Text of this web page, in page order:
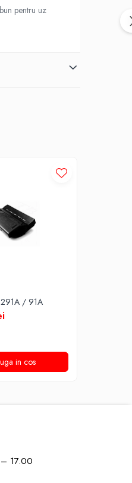
pentru uz
/ 91A
in cos
17.00